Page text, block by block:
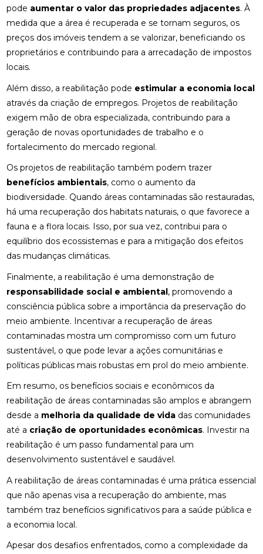
pode aumentar o valor das propriedades adjacentes. À
medida que a área é recuperada e se tornam seguros, os
preços dos imóveis tendem a se valorizar, beneficiando os
proprietários e contribuindo para a arrecadação de impostos
locais.
Além disso, a reabilitação pode estimular a economia local
através da criação de empregos. Projetos de reabilitação
exigem mão de obra especializada, contribuindo para a
geração de novas oportunidades de trabalho e o
fortalecimento do mercado regional.
Os projetos de reabilitação também podem trazer
benefícios ambientais, como o aumento da
biodiversidade. Quando áreas contaminadas são restauradas,
há uma recuperação dos habitats naturais, o que favorece a
fauna e a flora locais. Isso, por sua vez, contribui para o
equilíbrio dos ecossistemas e para a mitigação dos efeitos
das mudanças climáticas.
Finalmente, a reabilitação é uma demonstração de
responsabilidade social e ambiental, promovendo a
consciência pública sobre a importância da preservação do
meio ambiente. Incentivar a recuperação de áreas
contaminadas mostra um compromisso com um futuro
sustentável, o que pode levar a ações comunitárias e
políticas públicas mais robustas em prol do meio ambiente.
Em resumo, os benefícios sociais e econômicos da
reabilitação de áreas contaminadas são amplos e abrangem
desde a melhoria da qualidade de vidadas comunidades
até a criação de oportunidades econômicas. Investir na
reabilitação é um passo fundamental para um
desenvolvimento sustentável e saudável.
A reabilitação de áreas contaminadas é uma prática essencial
que não apenas visa a recuperação do ambiente, mas
também traz benefícios significativos para a saúde pública e
a economia local.
Apesar dos desafios enfrentados, como a complexidade da